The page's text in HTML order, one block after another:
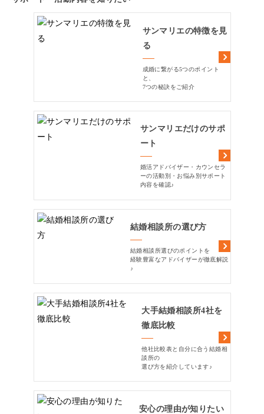
サンマリエの特徴を見
る
成婚に繋がる5つのポイント
と、
7つの秘訣をご紹介
サンマリエだけのサポ
ート
婚活アドバイザー・カウンセラ
ーの活動別・お悩み別サポート
内容を確認♪
結婚相談所の選び方
結婚相談所選びのポイントを
経験豊富なアドバイザーが徹底解説
♪
大手結婚相談所4社を
徹底比較
他社比較表と自分に合う結婚相
談所の
選び方を紹介しています♪
安心の理由が知りたい